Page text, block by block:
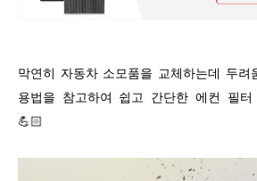
막연히 자동차 소모품을 교체하는데 두려
용법을 참고하여 쉽고 간단한 에컨 필터
💪🏻